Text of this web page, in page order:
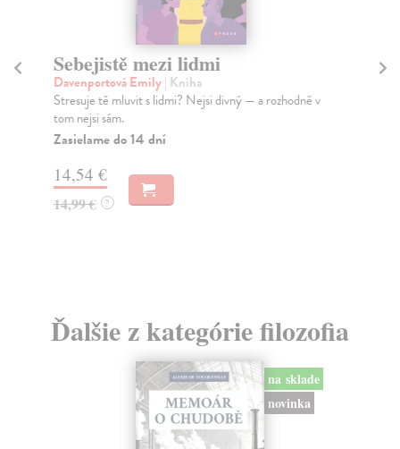
Sebejistě mezi lidmi
Davenportová Emily| Kniha
Stresuje tě mluvit s lidmi? Nejsi divný — a rozhodně v
tom nejsi sám.
Zasielame do 14 dní
14,54 €
14,99 € ?
Ďalšie z kategórie filozofia
na sklade
novinka